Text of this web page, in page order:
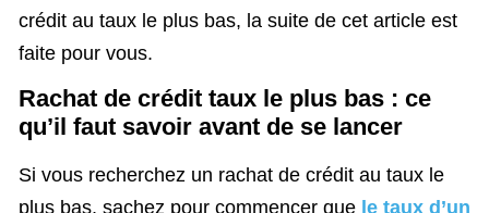
crédit au taux le plus bas, la suite de cet article est
faite pour vous.
Rachat de crédit taux le plus bas : ce
qu’il faut savoir avant de se lancer
Si vous recherchez un rachat de crédit au taux le
plus bas, sachez pour commencer que le taux d’un